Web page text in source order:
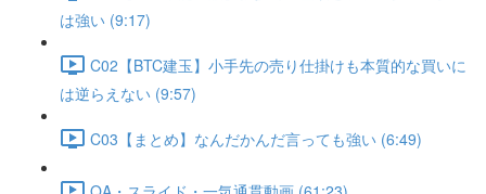
は強い (9:17)
C02【BTC建玉】小手先の売り仕掛けも本質的な買いに
は逆らえない (9:57)
C03【まとめ】なんだかんだ言っても強い (6:49)